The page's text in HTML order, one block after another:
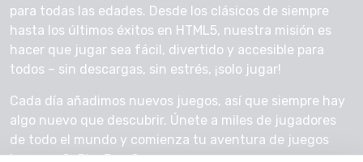
para todas las edades. Desde los clásicos de siempre
hasta los últimos éxitos en HTML5, nuestra misión es
hacer que jugar sea fácil, divertido y accesible para
todos – sin descargas, sin estrés, ¡solo jugar!
Cada día añadimos nuevos juegos, así que siempre hay
algo nuevo que descubrir. Únete a miles de jugadores
de todo el mundo y comienza tu aventura de juegos
hoy con GoPlayFreeGames.